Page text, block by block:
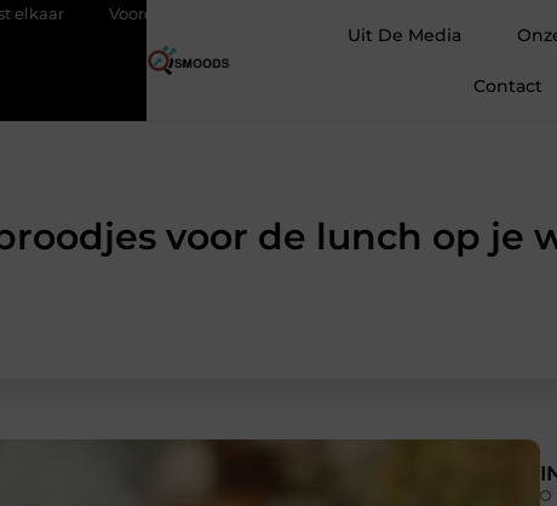
van elektrische fietsen
Uit De Media
Contact
voor de lunch op je